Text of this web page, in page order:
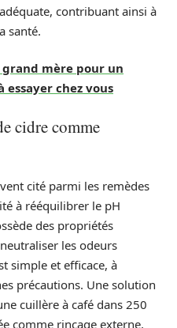
contribuant ainsi à
santé.
grand mère pour un
essayer chez vous
cidre comme
cité parmi les remèdes
à rééquilibrer le pH
des propriétés
les odeurs
simple et efficace, à
précautions. Une solution
cuillère à café dans 250
comme rinçage externe,